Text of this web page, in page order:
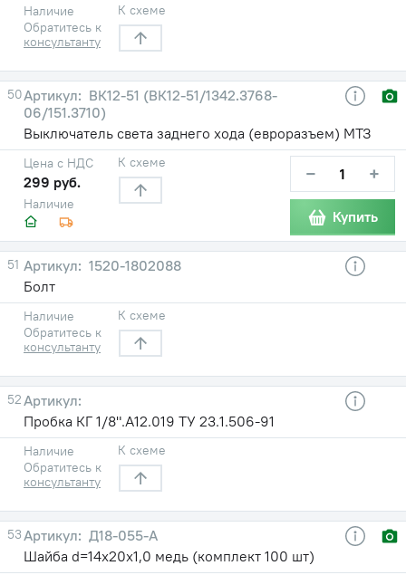
Наличие
Обратитесь к
консультанту
К схеме
50
ВК12-51 (ВК12-51/1342.3768-
06/151.3710)
Выключатель света заднего хода (евроразъем) МТЗ
Наличие
Цена с НДС
299 руб.
К схеме − +
Купить
51
1520-1802088
Болт
Наличие
Обратитесь к
консультанту
К схеме
52
Пробка КГ 1/8".А12.019 ТУ 23.1.506-91
Наличие
Обратитесь к
консультанту
К схеме
53
Д18-055-А
Шайба d=14х20х1,0 медь (комплект 100 шт)